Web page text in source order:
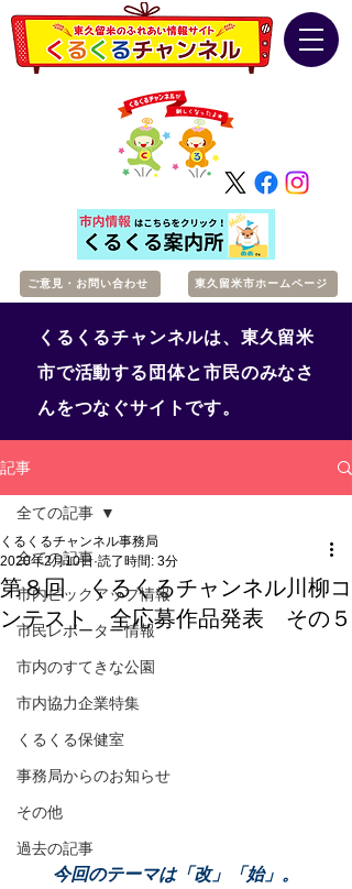
ご意見・お問い合わせ 東久留米市ホームページ
くるくるチャンネルは、東久留米
市で活動する団体と市民のみなさ
んをつなぐサイトです。
記事
全ての記事
市内ピックアップ情報
市民レポーター情報
市内のすてきな公園
市内協力企業特集
くるくる保健室
事務局からのお知らせ
その他
過去の記事
全ての記事
第８回 くるくるチャンネル川柳コ
ンテスト 全応募作品発表 その５
くるくるチャンネル事務局
2020年2月10日 読了時間: 3分
今回のテーマは「改」「始」。